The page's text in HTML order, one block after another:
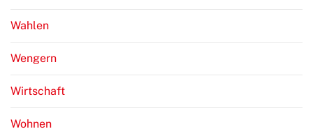
Wahlen
Wengern
Wirtschaft
Wohnen